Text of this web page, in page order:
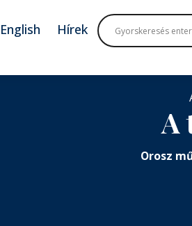
English Hírek
A
Orosz